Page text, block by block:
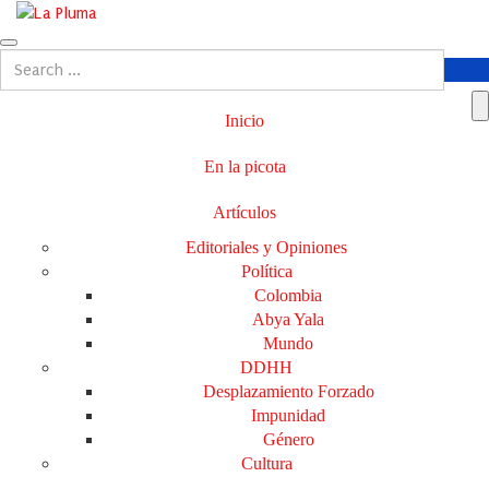
Inicio
En la picota
Artículos
Editoriales y Opiniones
Política
Colombia
Abya Yala
Mundo
DDHH
Desplazamiento Forzado
Impunidad
Género
Cultura